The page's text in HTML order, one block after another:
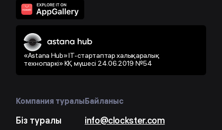
«Astana Hub» IT-стартаптар халықаралық
технопаркі» КҚ мүшесі 24.06.2019 №54
Компания туралы
Біз туралы
Байланыс
info@clockster.com